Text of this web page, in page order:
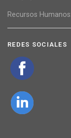
Recursos Humanos:
REDES SOCIALES